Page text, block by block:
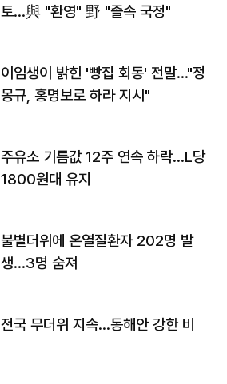
토…與 "환영" 野 "졸속 국정"
이임생이 밝힌 '빵집 회동' 전말…"정
몽규, 홍명보로 하라 지시"
주유소 기름값 12주 연속 하락…L당
1800원대 유지
불볕더위에 온열질환자 202명 발
생…3명 숨져
전국 무더위 지속…동해안 강한 비